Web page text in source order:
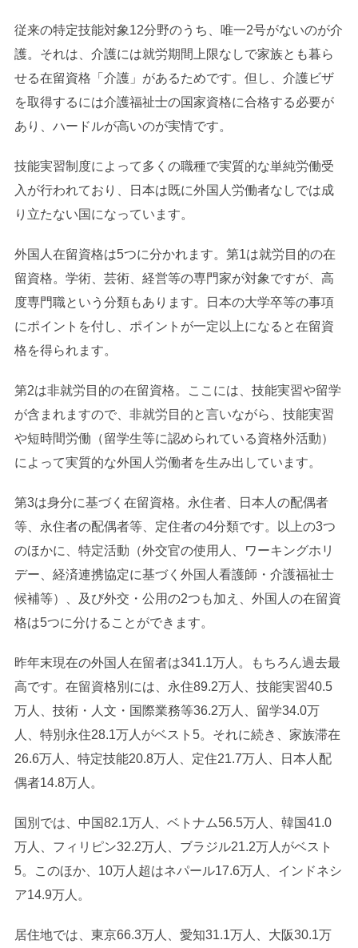
従来の特定技能対象12分野のうち、唯一2号がないのが介
護。それは、介護には就労期間上限なしで家族とも暮ら
せる在留資格「介護」があるためです。但し、介護ビザ
を取得するには介護福祉士の国家資格に合格する必要が
あり、ハードルが高いのが実情です。
技能実習制度によって多くの職種で実質的な単純労働受
入が行われており、日本は既に外国人労働者なしでは成
り立たない国になっています。
外国人在留資格は5つに分かれます。第1は就労目的の在
留資格。学術、芸術、経営等の専門家が対象ですが、高
度専門職という分類もあります。日本の大学卒等の事項
にポイントを付し、ポイントが一定以上になると在留資
格を得られます。
第2は非就労目的の在留資格。ここには、技能実習や留学
が含まれますので、非就労目的と言いながら、技能実習
や短時間労働（留学生等に認められている資格外活動）
によって実質的な外国人労働者を生み出しています。
第3は身分に基づく在留資格。永住者、日本人の配偶者
等、永住者の配偶者等、定住者の4分類です。以上の3つ
のほかに、特定活動（外交官の使用人、ワーキングホリ
デー、経済連携協定に基づく外国人看護師・介護福祉士
候補等）、及び外交・公用の2つも加え、外国人の在留資
格は5つに分けることができます。
昨年末現在の外国人在留者は341.1万人。もちろん過去最
高です。在留資格別には、永住89.2万人、技能実習40.5
万人、技術・人文・国際業務等36.2万人、留学34.0万
人、特別永住28.1万人がベスト5。それに続き、家族滞在
26.6万人、特定技能20.8万人、定住21.7万人、日本人配
偶者14.8万人。
国別では、中国82.1万人、ベトナム56.5万人、韓国41.0
万人、フィリピン32.2万人、ブラジル21.2万人がベスト
5。このほか、10万人超はネパール17.6万人、インドネシ
ア14.9万人。
居住地では、東京66.3万人、愛知31.1万人、大阪30.1万